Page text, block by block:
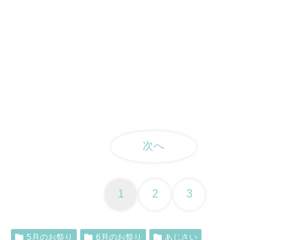
次へ
1 2 3
5月のお祭り 6月のお祭り あじさい